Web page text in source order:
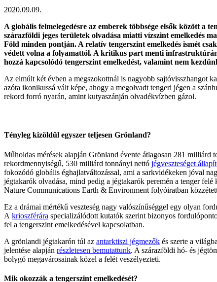
2020.09.09.
A globális felmelegedésre az emberek többsége elsők között a
szárazföldi jeges területek olvadása miatti vízszint emelkedés
Föld minden pontján. A relatív tengerszint emelkedés ismét
védett volna a folyamattól. A kritikus part menti infrastruktúrán
hozzá kapcsolódó tengerszint emelkedést, valamint nem
Az elmúlt két évben a megszokottnál is nagyobb sajtóvisszhangot
azóta ikonikussá vált képe, ahogy a megolvadt tengeri jégen a
rekord forró nyarán, amint kutyaszánján olvadékvízben gázol.
Tényleg kizöldül egyszer teljesen Grönland?
Műholdas mérések alapján Grönland évente átlagosan 281 milliárd
rekordmennyiségű, 530 milliárd tonnányi nettó jégveszteséget
fokozódó globális éghajlatváltozással, ami a sarkvidékeken jóval
jégtakarók olvadása, mind pedig a jégtakarók peremén a tenger
Nature Communications Earth & Environment folyóiratban
Ez a drámai mértékű veszteség nagy valószínűséggel egy olyan
A krioszférára specializálódott kutatók szerint bizonyos
fel a tengerszint emelkedésével kapcsolatban.
A grönlandi jégtakarón túl az antarktiszi jégmezők és szerte a
jelentése alapján részletesen bemutattunk. A szárazföldi hó- és
bolygó megavárosainak közel a felét veszélyezteti.
Mik okozzák a tengerszint emelkedését?